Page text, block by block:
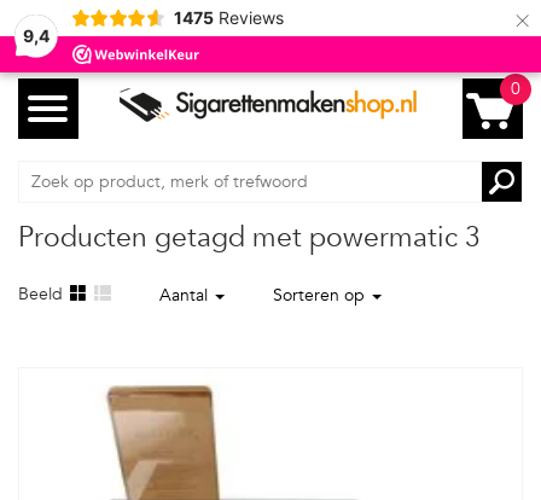
9,4
1475 Reviews ×
0
Producten getagd met powermatic 3
Beeld Aantal Sorteren op